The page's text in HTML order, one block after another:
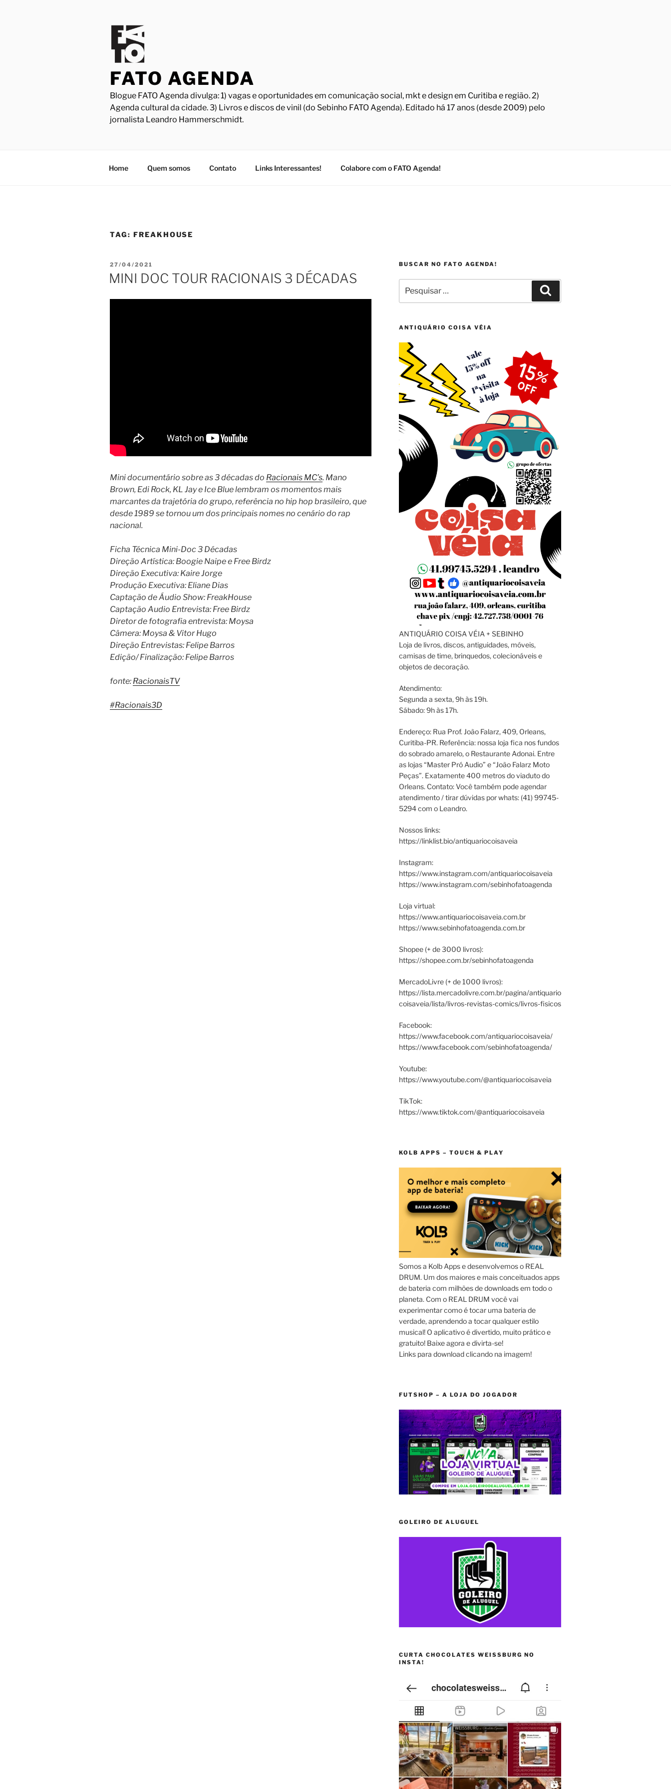
FATO AGENDA
Blogue FATO Agenda divulga: 1) vagas e oportunidades em comunicação social, mkt e design em Curitiba e região. 2)
Agenda cultural da cidade. 3) Livros e discos de vinil (do Sebinho FATO Agenda). Editado há 17 anos (desde 2009) pelo
jornalista Leandro Hammerschmidt.
Home Quem somos Contato Links Interessantes! Colabore com o FATO Agenda!
TAG: FREAKHOUSE
PUBLICADO
EM
27/04/2021
MINI DOC TOUR RACIONAIS 3 DÉCADAS
Mini documentário sobre as 3 décadas do Racionais MC’s. Mano
Brown, Edi Rock, KL Jay e Ice Blue lembram os momentos mais
marcantes da trajetória do grupo, referência no hip hop brasileiro, que
desde 1989 se tornou um dos principais nomes no cenário do rap
nacional.
Ficha Técnica Mini-Doc 3 Décadas
Direção Artística: Boogie Naipe e Free Birdz
Direção Executiva: Kaire Jorge
Produção Executiva: Eliane Dias
Captação de Áudio Show: FreakHouse
Captação Audio Entrevista: Free Birdz
Diretor de fotografia entrevista: Moysa
Câmera: Moysa & Vitor Hugo
Direção Entrevistas: Felipe Barros
Edição/ Finalização: Felipe Barros
fonte: RacionaisTV
#Racionais3D
BUSCAR NO FATO AGENDA!
por:
ANTIQUÁRIO COISA VÉIA
ANTIQUÁRIO COISA VÉIA + SEBINHO
Loja de livros, discos, antiguidades, móveis,
camisas de time, brinquedos, colecionáveis e
objetos de decoração.
Atendimento:
Segunda a sexta, 9h às 19h.
Sábado: 9h às 17h.
Endereço: Rua Prof. João Falarz, 409, Orleans,
Curitiba-PR. Referência: nossa loja fica nos fundos
do sobrado amarelo, o Restaurante Adonai. Entre
as lojas “Master Pró Audio” e “João Falarz Moto
Peças”. Exatamente 400 metros do viaduto do
Orleans. Contato: Você também pode agendar
atendimento / tirar dúvidas por whats: (41) 99745-
5294 com o Leandro.
Nossos links:
https://linklist.bio/antiquariocoisaveia
Instagram:
https://www.instagram.com/antiquariocoisaveia
https://www.instagram.com/sebinhofatoagenda
Loja virtual:
https://www.antiquariocoisaveia.com.br
https://www.sebinhofatoagenda.com.br
Shopee (+ de 3000 livros):
https://shopee.com.br/sebinhofatoagenda
MercadoLivre (+ de 1000 livros):
https://lista.mercadolivre.com.br/pagina/antiquario
coisaveia/lista/livros-revistas-comics/livros-fisicos
Facebook:
https://www.facebook.com/antiquariocoisaveia/
https://www.facebook.com/sebinhofatoagenda/
Youtube:
https://www.youtube.com/@antiquariocoisaveia
TikTok:
https://www.tiktok.com/@antiquariocoisaveia
KOLB APPS – TOUCH & PLAY
Somos a Kolb Apps e desenvolvemos o REAL
DRUM. Um dos maiores e mais conceituados apps
de bateria com milhões de downloads em todo o
planeta. Com o REAL DRUM você vai
experimentar como é tocar uma bateria de
verdade, aprendendo a tocar qualquer estilo
musical! O aplicativo é divertido, muito prático e
gratuito! Baixe agora e divirta-se!
Links para download clicando na imagem!
FUTSHOP – A LOJA DO JOGADOR
GOLEIRO DE ALUGUEL
CURTA CHOCOLATES WEISSBURG NO
INSTA!